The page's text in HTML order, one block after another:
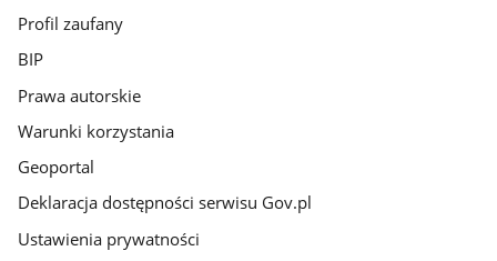
Profil zaufany
BIP
Prawa autorskie
Warunki korzystania
Geoportal
Deklaracja dostępności serwisu Gov.pl
Ustawienia prywatności